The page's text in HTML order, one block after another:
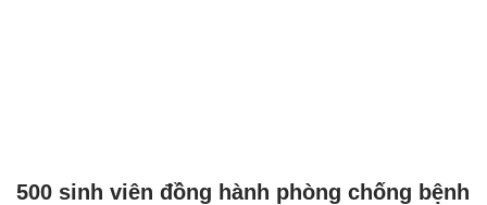
500 sinh viên đồng hành phòng chống bệnh